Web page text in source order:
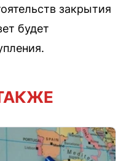
закрытия
будет